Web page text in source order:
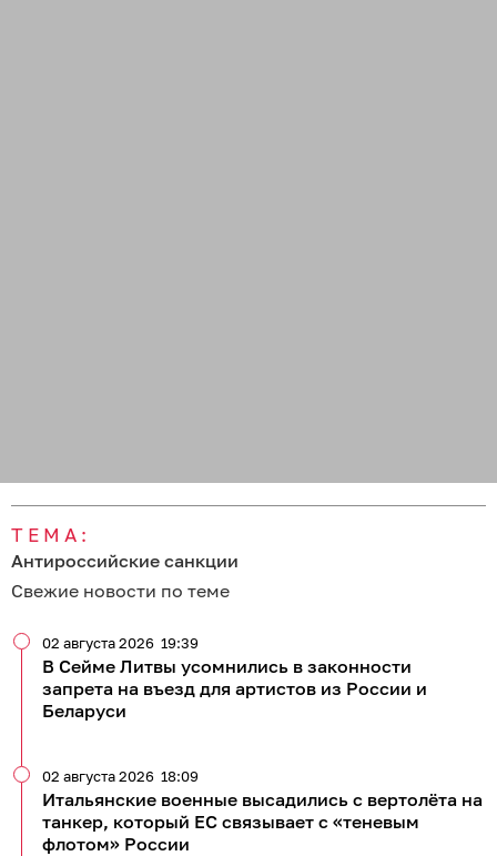
ТЕМА:
Антироссийские санкции
Свежие новости по теме
В Сейме Литвы усомнились в законности
запрета на въезд для артистов из России и
Беларуси
02 августа 2026 19:39
Итальянские военные высадились с вертолёта на
танкер, который ЕС связывает с «теневым
флотом» России
02 августа 2026 18:09